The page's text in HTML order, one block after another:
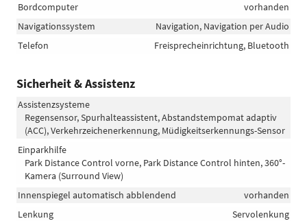
Bordcomputer
vorhanden
Navigationssystem
Navigation, Navigation per Audio
Telefon
Freisprecheinrichtung, Bluetooth
Sicherheit & Assistenz
Assistenzsysteme
Regensensor, Spurhalteassistent, Abstandstempomat adaptiv
(ACC), Verkehrzeichenerkennung, Müdigkeitserkennungs-Sensor
Einparkhilfe
Park Distance Control vorne, Park Distance Control hinten, 360°-
Kamera (Surround View)
Innenspiegel automatisch abblendend
vorhanden
Lenkung
Servolenkung